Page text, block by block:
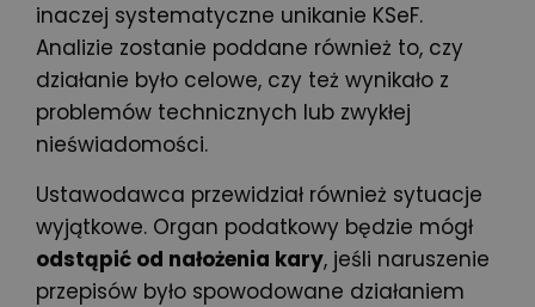
inaczej systematyczne unikanie KSeF.
Analizie zostanie poddane również to, czy
działanie było celowe, czy też wynikało z
problemów technicznych lub zwykłej
nieświadomości.
Ustawodawca przewidział również sytuacje
wyjątkowe. Organ podatkowy będzie mógł
odstąpić od nałożenia kary, jeśli naruszenie
przepisów było spowodowane działaniem